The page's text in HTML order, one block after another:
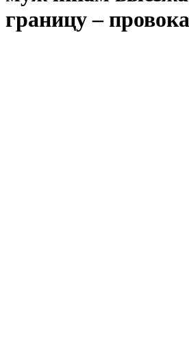
границу –